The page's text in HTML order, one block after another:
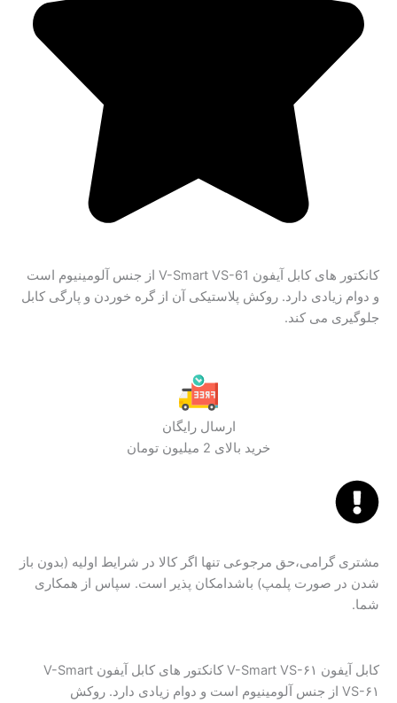
کانکتور های کابل آیفون V-Smart VS-61 از جنس آلومینیوم است
و دوام زیادی دارد. روکش پلاستیکی آن از گره خوردن و پارگی کابل
جلوگیری می‌ کند.
ارسال رایگان
خرید بالای 2 میلیون تومان
مشتری گرامی،حق مرجوعی تنها اگر کالا در شرایط اولیه (بدون باز
شدن در صورت پلمپ) باشدامکان پذیر است. سپاس از همکاری
شما.
کابل آیفون V-Smart VS-۶۱ کانکتور های کابل آیفون V-Smart
VS-۶۱ از جنس آلومینیوم است و دوام زیادی دارد. روکش